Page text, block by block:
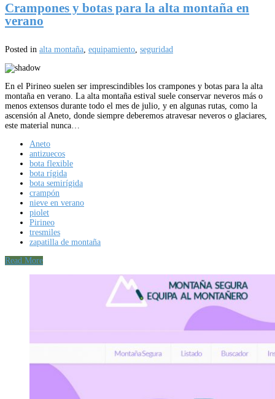
Crampones y botas para la alta montaña en
verano
Posted in alta montaña equipamiento seguridad
En el Pirineo suelen ser imprescindibles los crampones y botas para la alta
montaña en verano. La alta montaña estival suele conservar neveros más o
menos extensos durante todo el mes de julio, y en algunas rutas, como la
ascensión al Aneto, donde siempre deberemos atravesar neveros o glaciares,
este material nunca…
Aneto
antizuecos
bota flexible
bota rígida
bota semirígida
crampón
nieve en verano
piolet
Pirineo
tresmiles
zapatilla de montaña
Read More